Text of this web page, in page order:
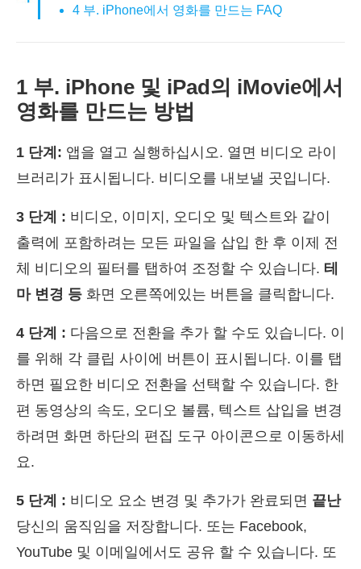
4 부. iPhone에서 영화를 만드는 FAQ
1 부. iPhone 및 iPad의 iMovie에서
영화를 만드는 방법
1 단계: 앱을 열고 실행하십시오. 열면 비디오 라이
브러리가 표시됩니다. 비디오를 내보낼 곳입니다.
3 단계 : 비디오, 이미지, 오디오 및 텍스트와 같이
출력에 포함하려는 모든 파일을 삽입 한 후 이제 전
체 비디오의 필터를 탭하여 조정할 수 있습니다. 테
마 변경 등 화면 오른쪽에있는 버튼을 클릭합니다.
4 단계 : 다음으로 전환을 추가 할 수도 있습니다. 이
를 위해 각 클립 사이에 버튼이 표시됩니다. 이를 탭
하면 필요한 비디오 전환을 선택할 수 있습니다. 한
편 동영상의 속도, 오디오 볼륨, 텍스트 삽입을 변경
하려면 화면 하단의 편집 도구 아이콘으로 이동하세
요.
5 단계 : 비디오 요소 변경 및 추가가 완료되면 끝난
당신의 움직임을 저장합니다. 또는 Facebook,
YouTube 및 이메일에서도 공유 할 수 있습니다. 또